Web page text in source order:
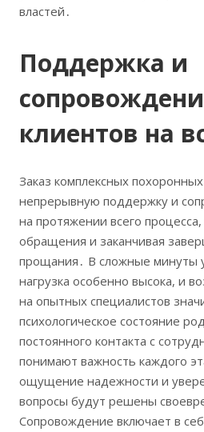
властей․
Поддержка и
клиентов на
Заказ комплексных
непрерывную поддержку и
на протяжении всего
обращения и заканчивая
прощания․ В сложные минуты
нагрузка особенно высока, и
на опытных специалистов
психологическое состояние
постоянного контакта с
понимают важность каждого
ощущение надежности и
вопросы будут решены
Сопровождение включает в